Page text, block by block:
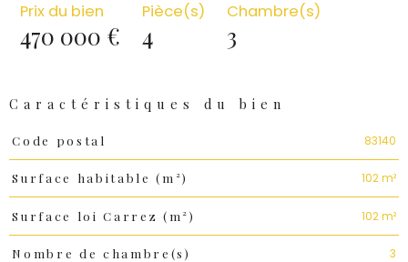
Prix du bien
470 000 €
Pièce(s)
4
Chambre(s)
3
Caractéristiques du bien
Caractéristiques
Code postal 83140
Surface habitable (m²) 102 m²
Surface loi Carrez (m²) 102 m²
Nombre de chambre(s) 3